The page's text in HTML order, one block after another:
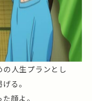
人生プランとし
る。
顔よ。